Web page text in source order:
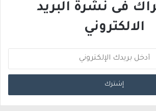
فى نشرة البريد
الالكتروني